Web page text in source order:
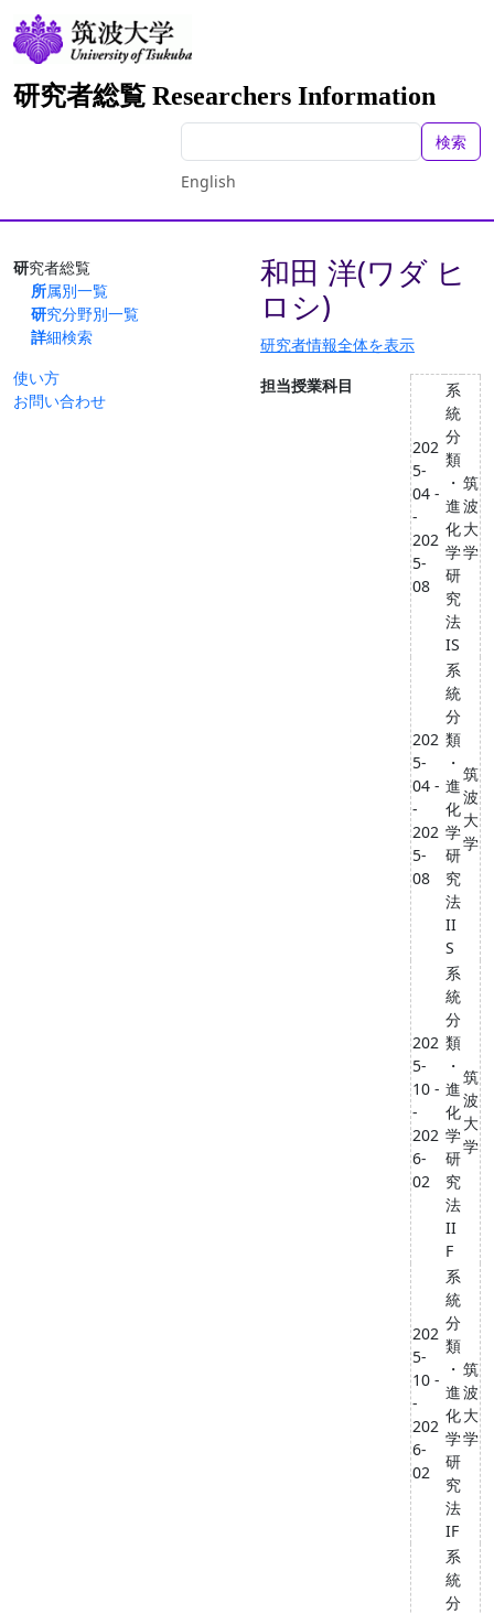
研究者総覧 Researchers Information
検索
English
研究者総覧
所属別一覧
研究分野別一覧
詳細検索
使い方
お問い合わせ
和田 洋(ワダ ヒ
ロシ)
研究者情報全体を表示
担当授業科目
202
5-
04 -
-
202
5-
08
系
統
分
類
・
進
化
学
研
究
法
IS
筑
波
大
学
202
5-
04 -
-
202
5-
08
系
統
分
類
・
進
化
学
研
究
法
II
S
筑
波
大
学
202
5-
10 -
-
202
6-
02
系
統
分
類
・
進
化
学
研
究
法
II
F
筑
波
大
学
202
5-
10 -
-
202
6-
02
系
統
分
類
・
進
化
学
研
究
法
IF
筑
波
大
学
系
統
分